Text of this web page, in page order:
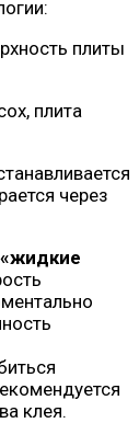
плиты
плита
через
«жидкие
клея.